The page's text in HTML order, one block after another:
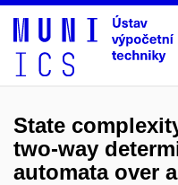
State
two-way
automata over